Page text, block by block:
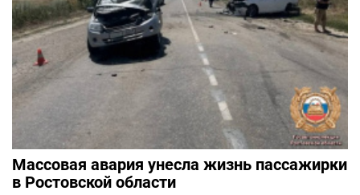
Массовая авария унесла жизнь пассажирки
в Ростовской области